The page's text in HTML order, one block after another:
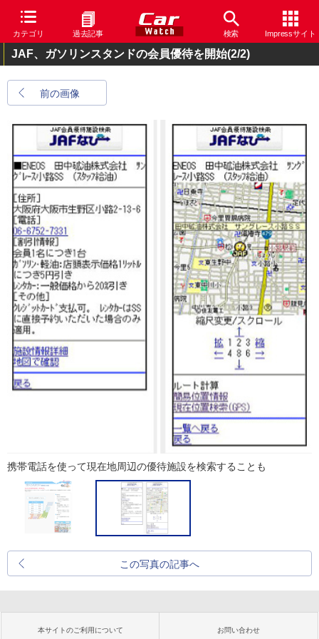
カテゴリ 過去記事 検索 Impressサイト
JAF、ガソリンスタンドの会員優待を開始(2/2)
前の画像
携帯電話を使って現在地周辺の優待施設を検索することも
この写真の記事へ
本サイトのご利用について お問い合わせ